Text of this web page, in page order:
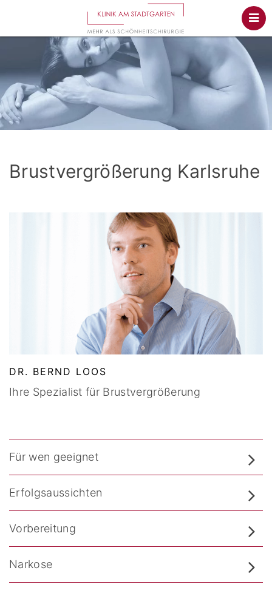
Brustvergrößerung Karlsruhe
DR. BERND LOOS
Ihre Spezialist für Brustvergrößerung
Für wen geeignet
Erfolgsaussichten
Vorbereitung
Narkose